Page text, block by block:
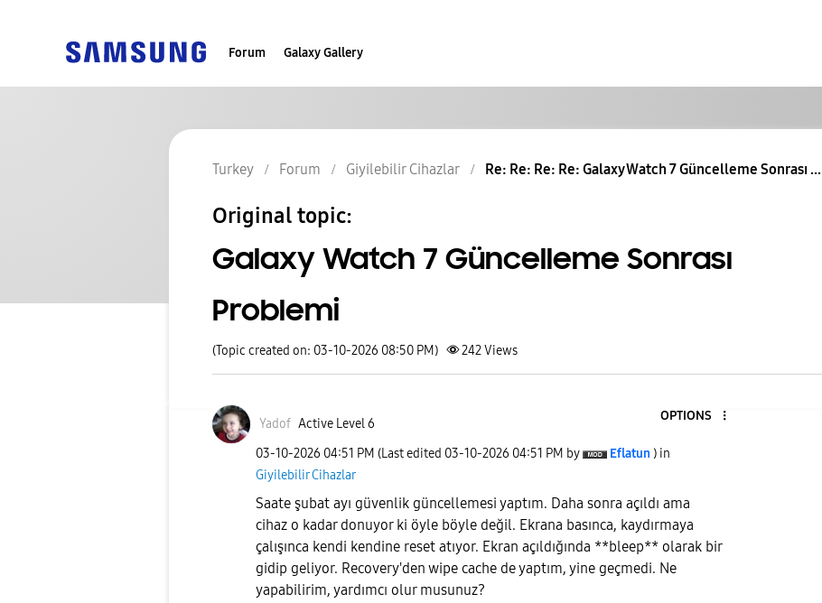
Forum Galaxy Gallery
Turkey Forum Giyilebilir Cihazlar Re: Re: Re: Re: Galaxy Watch 7 Güncelleme Sonrası ...
Original topic:
Galaxy Watch 7 Güncelleme Sonrası
Problemi
(Topic created on: 03-10-2026 08:50 PM) 242Views
Yadof Active Level 6
OPTIONS
‎03-10-2026 04:51 PM (Last edited ‎03-10-2026 04:51 PM by Eflatun ) in
Giyilebilir Cihazlar
Saate şubat ayı güvenlik güncellemesi yaptım. Daha sonra açıldı ama
cihaz o kadar donuyor ki öyle böyle değil. Ekrana basınca, kaydırmaya
çalışınca kendi kendine reset atıyor. Ekran açıldığında **bleep** olarak bir
gidip geliyor. Recovery'den wipe cache de yaptım, yine geçmedi. Ne
yapabilirim, yardımcı olur musunuz?